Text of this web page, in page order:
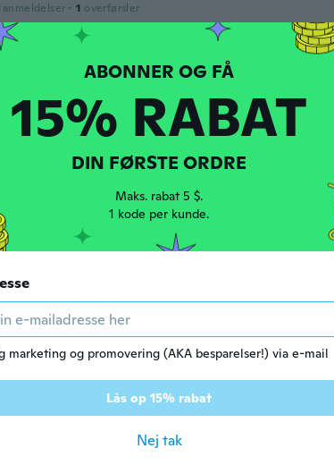
anmeldelser · 1 overførsler
good quality product
848 anmeldelser · 299 overførsler
79 overførsler
jakość dobra i tydzień przed czasem
15% RABAT
DIN FØRSTE ORDRE
Maks. rabat 5 $.
1 kode per kunde.
marketing og promovering (AKA besparelser!) via e-mail
Lås op 15% rabat
Nej tak